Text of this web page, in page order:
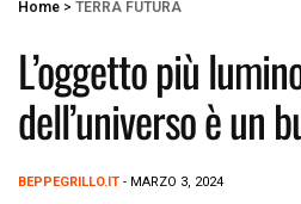
Home > TERRA FUTURA
L’oggetto più
dell’universo è un
BEPPEGRILLO.IT - MARZO 3, 2024